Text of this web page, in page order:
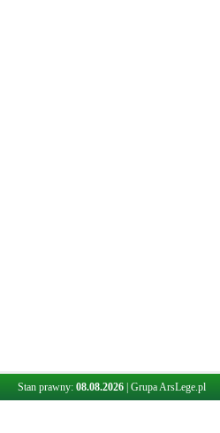
Stan prawny: 08.08.2026 Grupa ArsLege.pl